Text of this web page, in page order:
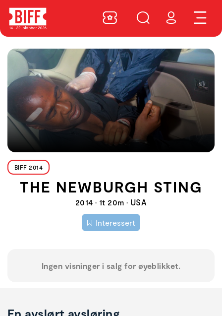
BIFF 2014
THE NEWBURGH STING
2014 • 1t 20m • USA
Interessert
Ingen visninger i salg for øyeblikket.